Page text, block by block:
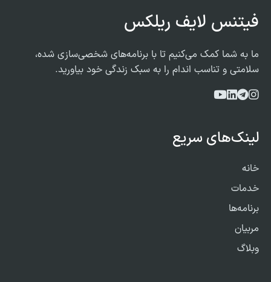
فیتنس لایف ریلکس
ما به شما کمک می‌کنیم تا با برنامه‌های شخصی‌سازی شده،
سلامتی و تناسب اندام را به سبک زندگی خود بیاورید.
لینک‌های سریع
خانه
خدمات
برنامه‌ها
مربیان
وبلاگ